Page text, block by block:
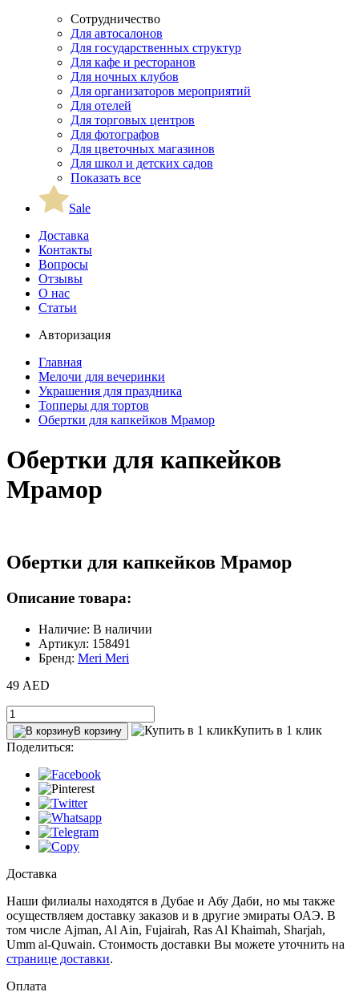
Сотрудничество
Для автосалонов
Для государственных структур
Для кафе и ресторанов
Для ночных клубов
Для организаторов мероприятий
Для отелей
Для торговых центров
Для фотографов
Для цветочных магазинов
Для школ и детских садов
Показать все
Sale
Доставка
Контакты
Вопросы
Отзывы
О нас
Статьи
Авторизация
Главная
Мелочи для вечеринки
Украшения для праздника
Топперы для тортов
Обертки для капкейков Мрамор
Обертки для капкейков
Мрамор
Обертки для капкейков Мрамор
Описание товара:
Наличие: В наличии
Артикул: 158491
Бренд: Meri Meri
49 AED
В корзину
Купить в 1 клик
Поделиться:
Доставка
Наши филиалы находятся в Дубае и Абу Даби, но мы также
осуществляем доставку заказов и в другие эмираты ОАЭ. В
том числе Ajman, Al Ain‎, Fujairah, Ras Al Khaimah, Sharjah,
Umm al-Quwain. Стоимость доставки Вы можете уточнить на
странице доставки.
Оплата